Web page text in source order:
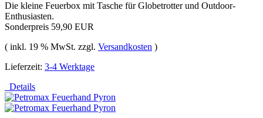
Die kleine Feuerbox mit Tasche für Globetrotter und Outdoor-
Enthusiasten.
Sonderpreis 59,90 EUR
( inkl. 19 % MwSt. zzgl. Versandkosten )
Lieferzeit: 3-4 Werktage
Details